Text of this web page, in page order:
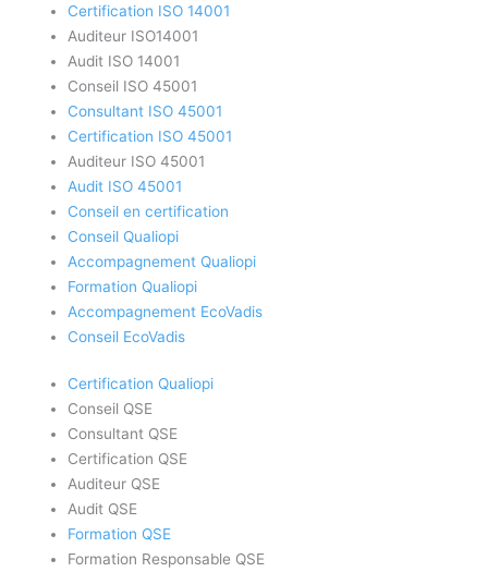
Certification ISO 14001
Auditeur ISO14001
Audit ISO 14001
Conseil ISO 45001
Consultant ISO 45001
Certification ISO 45001
Auditeur ISO 45001
Audit ISO 45001
Conseil en certification
Conseil Qualiopi
Accompagnement Qualiopi
Formation Qualiopi
Accompagnement EcoVadis
Conseil EcoVadis
Certification Qualiopi
Conseil QSE
Consultant QSE
Certification QSE
Auditeur QSE
Audit QSE
Formation QSE
Formation Responsable QSE